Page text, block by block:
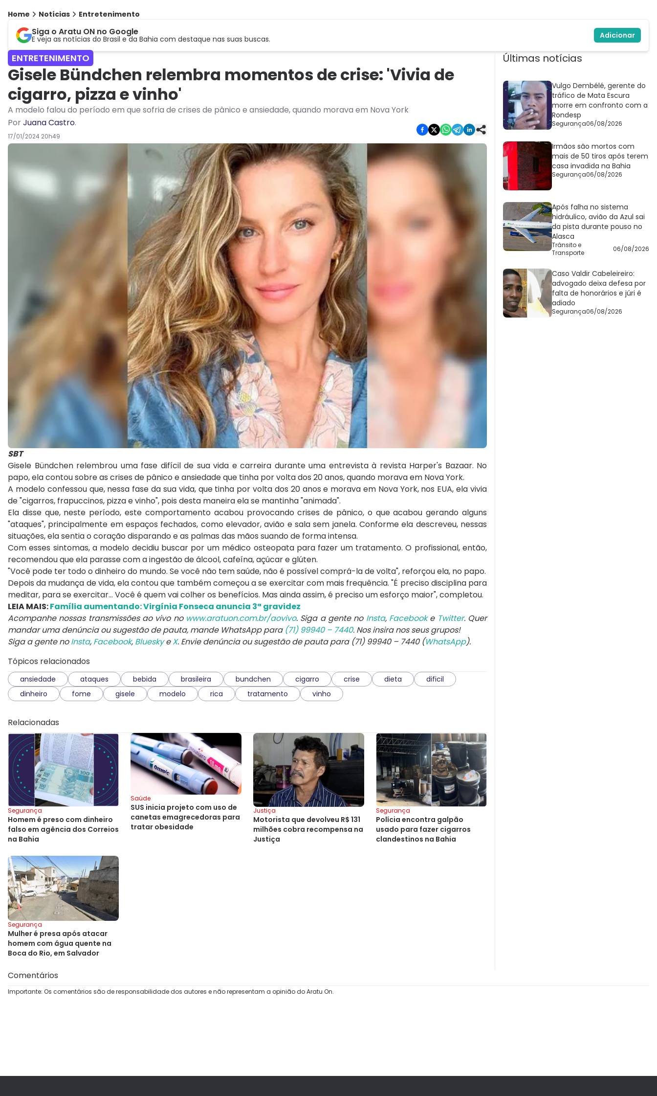
Home Notícias Entretenimento
Siga o Aratu ON no Google
E veja as notícias do Brasil e da Bahia com destaque nas suas buscas. Adicionar
ENTRETENIMENTO
Gisele Bündchen relembra momentos de crise: 'Vivia de
cigarro, pizza e vinho'
A modelo falou do período em que sofria de crises de pânico e ansiedade, quando morava em Nova York
PorJuana Castro.
17/01/2024 20h49
SBT
Gisele Bündchen relembrou uma fase difícil de sua vida e carreira durante uma entrevista à revista Harper's Bazaar. No
papo, ela contou sobre as crises de pânico e ansiedade que tinha por volta dos 20 anos, quando morava em Nova York.
A modelo confessou que, nessa fase da sua vida, que tinha por volta dos 20 anos e morava em Nova York, nos EUA, ela vivia
de "cigarros, frapuccinos, pizza e vinho", pois desta maneira ela se mantinha "animada".
Ela disse que, neste período, este comportamento acabou provocando crises de pânico, o que acabou gerando alguns
"ataques", principalmente em espaços fechados, como elevador, avião e sala sem janela. Conforme ela descreveu, nessas
situações, ela sentia o coração disparando e as palmas das mãos suando de forma intensa.
Com esses sintomas, a modelo decidiu buscar por um médico osteopata para fazer um tratamento. O profissional, então,
recomendou que ela parasse com a ingestão de álcool, cafeína, açúcar e glúten.
"Você pode ter todo o dinheiro do mundo. Se você não tem saúde, não é possível comprá-la de volta", reforçou ela, no papo.
Depois da mudança de vida, ela contou que também começou a se exercitar com mais frequência. "É preciso disciplina para
meditar, para se exercitar... Você é quem vai colher os benefícios. Mas ainda assim, é preciso um esforço maior", completou.
LEIA MAIS:Família aumentando: Virgínia Fonseca anuncia 3ª gravidez
Acompanhe nossas transmissões ao vivo no www.aratuon.com.br/aovivo. Siga a gente no Insta, Facebooke Twitter. Quer
mandar uma denúncia ou sugestão de pauta, mande WhatsApp para (71) 99940 – 7440. Nos insira nos seus grupos!
Siga a gente noInsta, Facebook, BlueskyeX. Envie denúncia ou sugestão de pauta para (71) 99940 – 7440 (WhatsApp).
Tópicos relacionados
ansiedade ataques bebida brasileira bundchen cigarro crise dieta
dificil
dinheiro
fome gisele modelo rica tratamento vinho
Relacionadas
Segurança
Homem é preso com dinheiro
falso em agência dos Correios
na Bahia
Saúde
SUS inicia projeto com uso de
canetas emagrecedoras para
tratar obesidade
Justiça
Motorista que devolveu R$ 131
milhões cobra recompensa na
Justiça
Segurança
Polícia encontra galpão
usado para fazer cigarros
clandestinos na Bahia
Segurança
Mulher é presa após atacar
homem com água quente na
Boca do Rio, em Salvador
Últimas notícias
Vulgo Dembélé, gerente do
tráfico de Mata Escura
morre em confronto com a
Rondesp
Segurança06/08/2026
Irmãos são mortos com
mais de 50 tiros após terem
casa invadida na Bahia
Segurança06/08/2026
Após falha no sistema
hidráulico, avião da Azul sai
da pista durante pouso no
Alasca
Trânsito e
Transporte
06/08/2026
Caso Valdir Cabeleireiro:
advogado deixa defesa por
falta de honorários e júri é
adiado
Segurança06/08/2026
Comentários
Importante: Os comentários são de responsabilidade dos autores e não representam a opinião do Aratu On.